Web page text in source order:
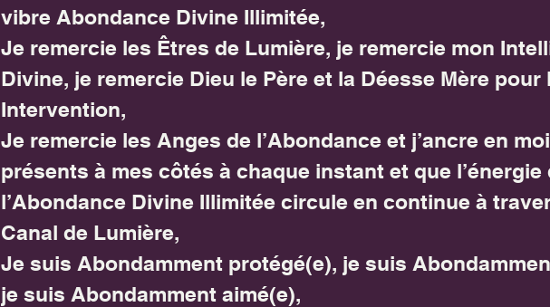
vibre Abondance Divine Illimitée,
Je remercie les Êtres de Lumière, je remercie mon
Divine, je remercie Dieu le Père et la Déesse Mère pour
Intervention,
Je remercie les Anges de l’Abondance et j’ancre en
présents à mes côtés à chaque instant et que l’énergie
l’Abondance Divine Illimitée circule en continue à
Canal de Lumière,
Je suis Abondamment protégé(e), je suis
je suis Abondamment aimé(e),